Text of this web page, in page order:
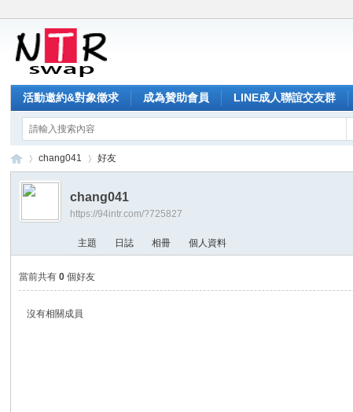
活動邀約&對象徵求 成為贊助會員 LINE成人聯誼交友群
NT›
chang041 好友
chang041
https://94intr.com/?725827
主題 日誌 相冊 個人資料
當前共有0 個好友
沒有相關成員